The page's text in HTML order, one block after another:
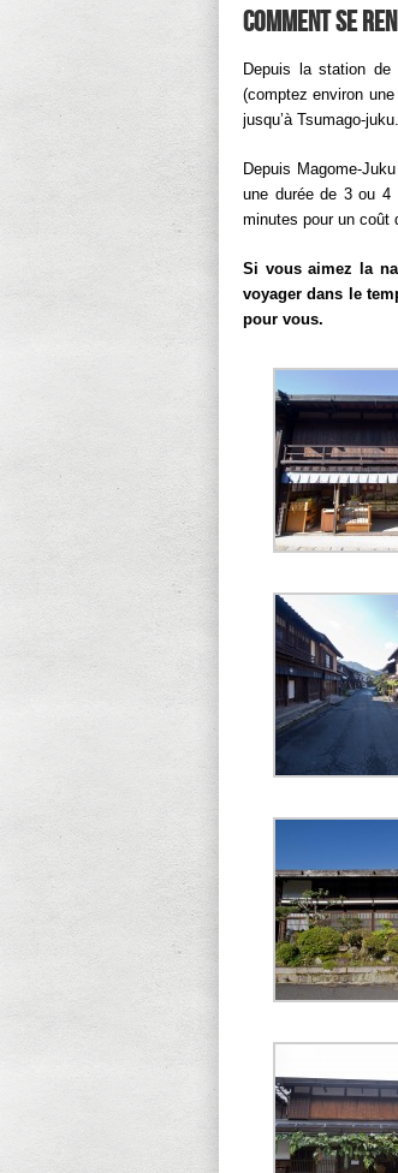
Comment se
Depuis la station
(comptez environ
jusqu’à Tsumago-juku.
Depuis Magome-
une durée de 3 ou 4
minutes pour un coût
Si vous aimez la
voyager dans le
pour vous.